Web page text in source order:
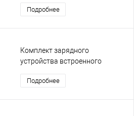
Подробнее
Комплект зарядного
устройства встроенного
Подробнее